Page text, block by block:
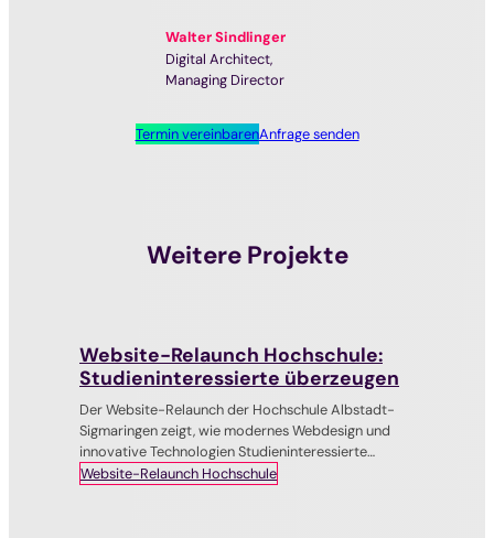
Walter Sindlinger
Digital Architect
Managing Director
Termin vereinbarenAnfrage senden
Weitere Projekte
Website-Relaunch Hochschule:
Studieninteressierte überzeugen
Der Website-Relaunch der Hochschule Albstadt-
Sigmaringen zeigt, wie modernes Webdesign und
innovative Technologien Studieninteressierte
begeistern und die Marke stärken.
Website-Relaunch Hochschule